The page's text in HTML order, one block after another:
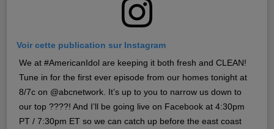
Voir cette publication sur Instagram
We at #AmericanIdol are keeping it both fresh and CLEAN!
Tune in for the first ever episode from our homes tonight at
8/7c on @abcnetwork. It’s up to you to narrow us down to
our top ????! And I’ll be going live on Facebook at 4:30pm
PT / 7:30pm ET so we can catch up before the east coast